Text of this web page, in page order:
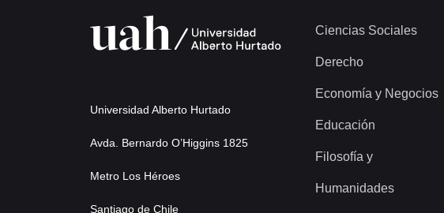
Universidad Alberto Hurtado
Avda. Bernardo O’Higgins 1825
Metro Los Héroes
Santiago de Chile
Ciencias Sociales
Derecho
Economía y Negocios
Educación
Filosofía y
Humanidades